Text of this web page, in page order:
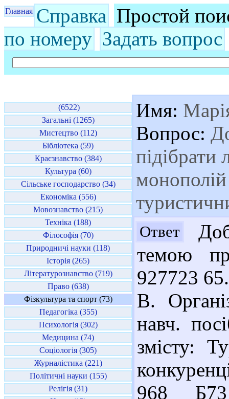
Главная Справка Простой
по номеру Задать вопрос
(6522)
Загальні (1265)
Мистецтво (112)
Бібліотека (59)
Краєзнавство (384)
Культура (60)
Сільське господарство (34)
Економіка (556)
Мовознавство (215)
Техніка (188)
Філософія (70)
Природничі науки (118)
Історія (265)
Літературознавство (719)
Право (638)
Фізкультура та спорт (73)
Педагогіка (355)
Психологія (302)
Медицина (74)
Соціологія (305)
Журналістика (221)
Політичні науки (155)
Релігія (31)
Имя:
Вопрос:
підібрати
монополій
Ответ
темою
927723
В.
навч.
змісту:
968